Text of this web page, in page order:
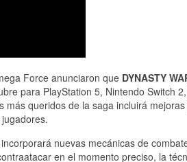
Force anunciaron que DYNASTY
para PlayStation 5, Nintendo Switch
más queridos de la saga incluirá
nuevas mecánicas de
en el momento preciso, la